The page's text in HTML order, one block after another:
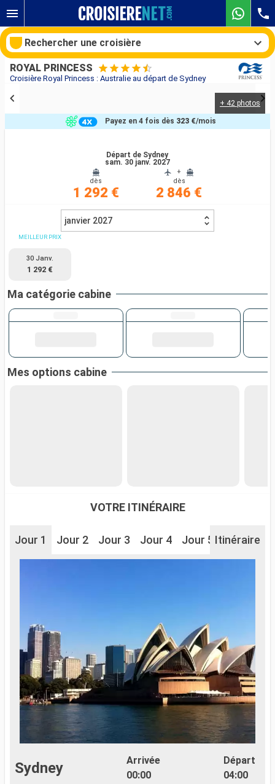
Croisière Royal Princess : Australie au départ de Sydney
ROYAL PRINCESS
+ 42 photos
Départ de Sydney
sam. 30 janv. 2027
dès
1 292 €
+
dès
2 846 €
Payez en 4 fois dès 323 €/mois
janvier 2027
MEILLEUR PRIX
30 Janv.
1 292 €
Ma catégorie cabine
Mes options cabine
VOTRE ITINÉRAIRE
Jour 1 Jour 2 Jour 3 Jour 4 Jour 5 Jour 6
Itinéraire
Sydney
Arrivée
00:00
Départ
04:00
Rechercher une croisière
Compagnies
Rechercher